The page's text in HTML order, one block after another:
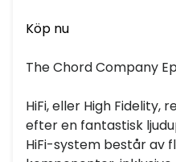
Köp nu
The Chord Company
HiFi, eller High
efter en fantastisk
HiFi-system består av